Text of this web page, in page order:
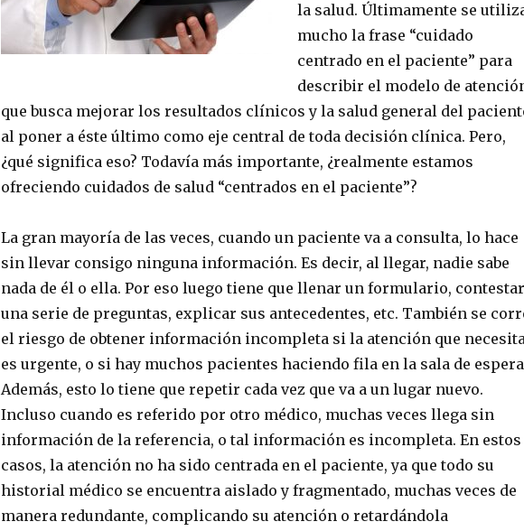
la salud. Últimamente se
mucho la frase “cuidado
centrado en el paciente” para
describir el modelo de
que busca mejorar los resultados clínicos y la salud general del
al poner a éste último como eje central de toda decisión clínica. Pero,
¿qué significa eso? Todavía más importante, ¿realmente estamos
ofreciendo cuidados de salud “centrados en el paciente”?
La gran mayoría de las veces, cuando un paciente va a consulta, lo hace
sin llevar consigo ninguna información. Es decir, al llegar, nadie sabe
nada de él o ella. Por eso luego tiene que llenar un formulario, contestar
una serie de preguntas, explicar sus antecedentes, etc. También se
el riesgo de obtener información incompleta si la atención que
es urgente, o si hay muchos pacientes haciendo fila en la sala de
Además, esto lo tiene que repetir cada vez que va a un lugar nuevo.
Incluso cuando es referido por otro médico, muchas veces llega sin
información de la referencia, o tal información es incompleta. En estos
casos, la atención no ha sido centrada en el paciente, ya que todo su
historial médico se encuentra aislado y fragmentado, muchas veces de
manera redundante, complicando su atención o retardándola